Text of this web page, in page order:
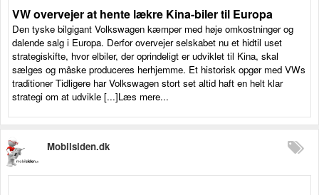
VW overvejer at hente lækre Kina-biler til Europa
Den tyske bilgigant Volkswagen kæmper med høje omkostninger og
dalende salg i Europa. Derfor overvejer selskabet nu et hidtil uset
strategiskifte, hvor elbiler, der oprindeligt er udviklet til Kina, skal
sælges og måske produceres herhjemme. Et historisk opgør med VWs
traditioner Tidligere har Volkswagen stort set altid haft en helt klar
strategi om at udvikle [...]Læs mere...
Mobilsiden.dk